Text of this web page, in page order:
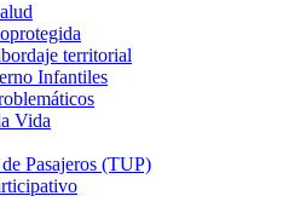
territorial
Infantiles
Vida
Pasajeros (TUP)